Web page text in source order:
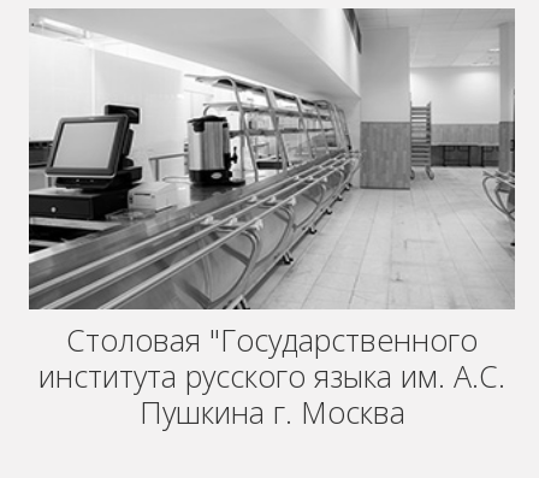
Столовая "Государственного
института русского языка им. А.С.
Пушкина г. Москва